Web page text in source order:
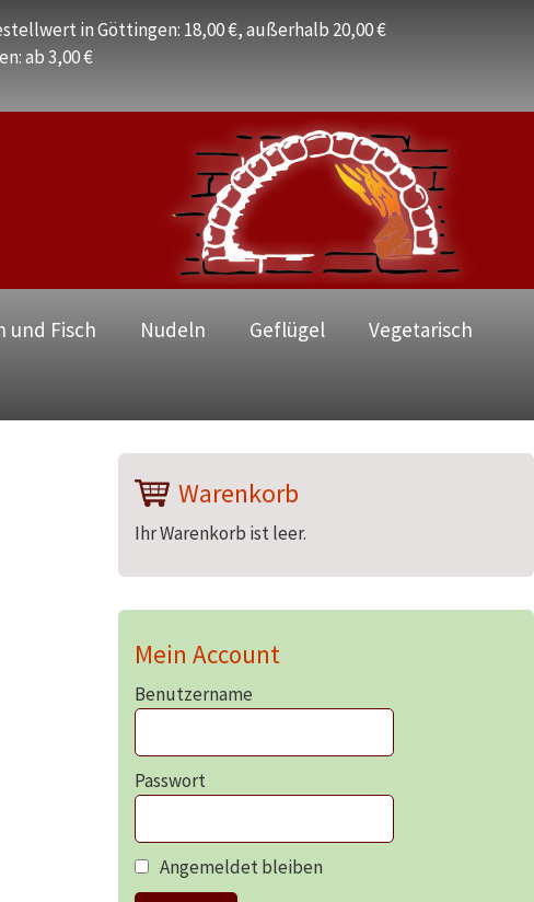
in Göttingen: 18,00 €, außerhalb 20,00 €
ab 3,00 €
und Fisch Nudeln Geflügel Vegetarisch
Warenkorb
Ihr Warenkorb ist leer.
Mein Account
Benutzername
Passwort
Angemeldet bleiben